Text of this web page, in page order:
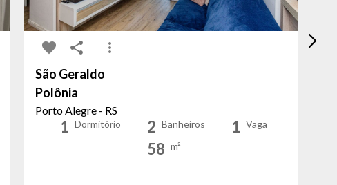
São Geraldo
Polônia
Porto Alegre - RS
1 Dormitório 2 Banheiros 1 Vaga
58 m²